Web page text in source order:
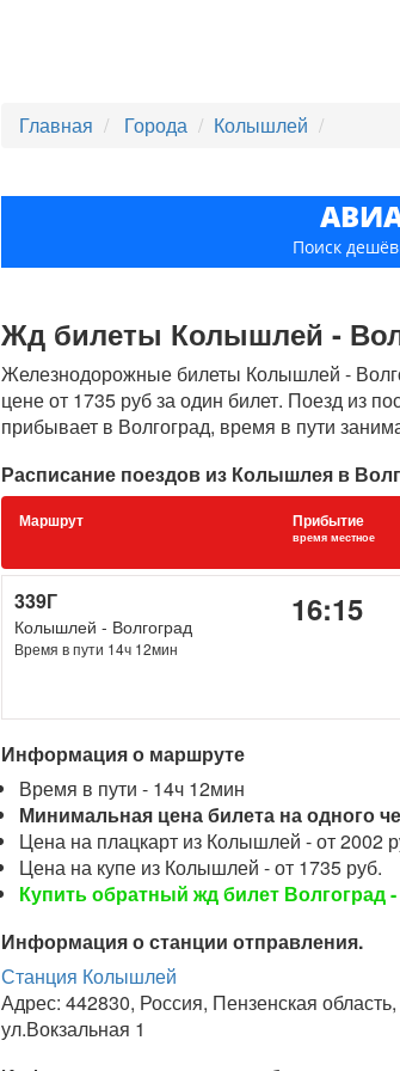
Главная Города Колышлей
Поиск
Жд билеты Колышлей -
Железнодорожные билеты Колышлей -
цене от 1735 руб за один билет. Поезд из
прибывает в Волгоград, время в пути
Расписание поездов из Колышлея в
Маршрут Прибытие
время местное
339Г
Колышлей - Волгоград
Время в пути 14ч 12мин
16:15
Информация о маршруте
Время в пути - 14ч 12мин
Минимальная цена билета на одного
Цена на плацкарт из Колышлей - от 2002
Цена на купе из Колышлей - от 1735 руб.
Купить обратный жд билет Волгоград
Информация о станции отправления.
Станция Колышлей
Адрес: 442830, Россия, Пензенская
ул.Вокзальная 1